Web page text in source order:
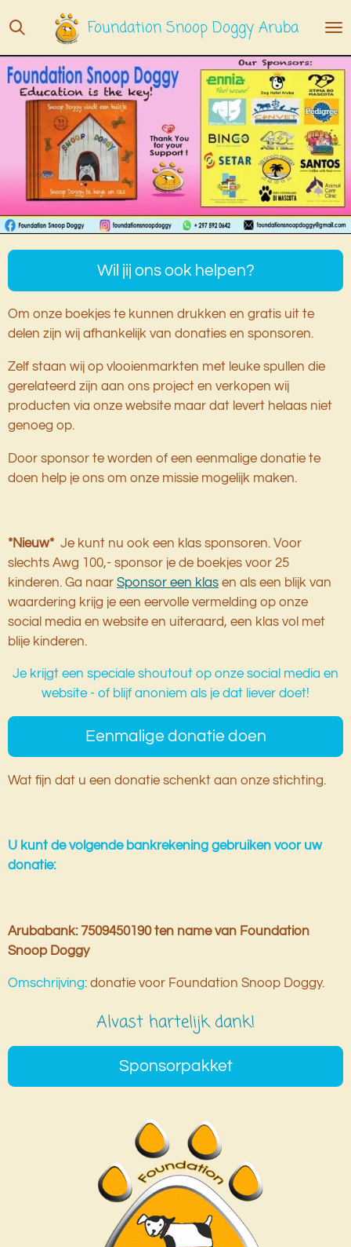
Ga
direct
naar
de
hoofdinhoud
Foundation Snoop Doggy Aruba
Wil jij ons ook helpen?
Om onze boekjes te kunnen drukken en gratis uit te
delen zijn wij afhankelijk van donaties en sponsoren.
Zelf staan wij op vlooienmarkten met leuke spullen die
gerelateerd zijn aan ons project en verkopen wij
producten via onze website maar dat levert helaas niet
genoeg op.
Door sponsor te worden of een eenmalige donatie te
doen help je ons om onze missie mogelijk maken.
*Nieuw*Je kunt nu ook een klas sponsoren. Voor
slechts Awg 100,- sponsor je de boekjes voor 25
kinderen. Ga naar Sponsor een klas en a ls een blijk van
waardering krijg je een eervolle vermelding op onze
social media en website en uiteraard, een klas vol met
blije kinderen.
Je krijgt een speciale shoutout op onze social media en
website - of blijf anoniem als je dat liever doet!
Eenmalige donatie doen
Wat fijn dat u een donatie schenkt aan onze stichting.
U kunt de volgende bankrekening gebruiken voor uw
donatie:
Arubabank: 7509450190 ten name van Foundation
Snoop Doggy
Omschrijving: donatie voor Foundation Snoop Doggy.
Alvast hartelijk dank!
Sponsorpakket